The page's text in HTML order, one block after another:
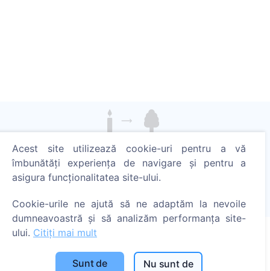
Aprinde o lumânare digitală - plantează un copac!
Citește mai mult
Copaci plantați
1391
Informații
Acest site utilizează cookie-uri pentru a vă
îmbunătăți experiența de navigare și pentru a
asigura funcționalitatea site-ului.
Cookie-urile ne ajută să ne adaptăm la nevoile
dumneavoastră și să analizăm performanța site-
ului. Citiți mai mult
Sunt de
Nu sunt de